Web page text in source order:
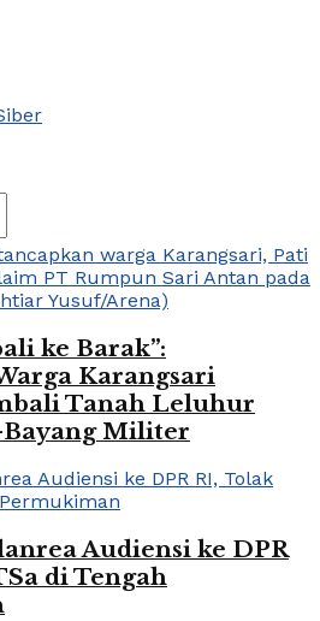
ke Barak”:
Karangsari
Tanah Leluhur
Militer
Audiensi ke DPR
di Tengah